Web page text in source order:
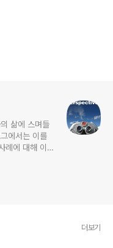
삶에 스며들
에서는 이를
례에 대해 이야
더보기